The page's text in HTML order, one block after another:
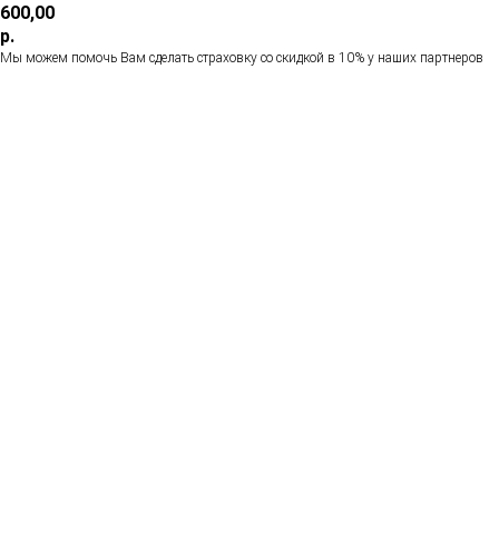
600,00
р.
Мы можем помочь Вам сделать страховку со скидкой в 10% у наших партнеров